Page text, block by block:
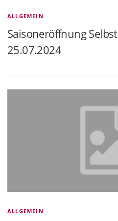
ALLGEMEIN
Saisoneröffnung
25.07.2024
ALLGEMEIN